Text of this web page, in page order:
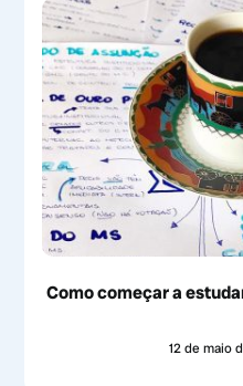
Como começar a
12 de maio